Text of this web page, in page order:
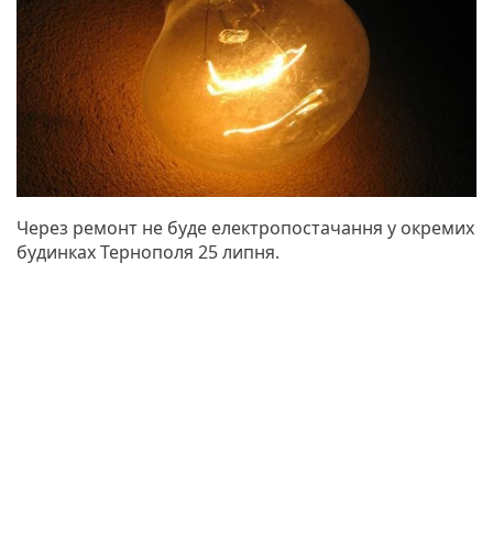
Через ремонт не буде електропостачання у окремих
будинках Тернополя 25 липня.